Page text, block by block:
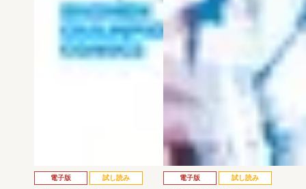
電子版 試し読み 電子版 試し読み